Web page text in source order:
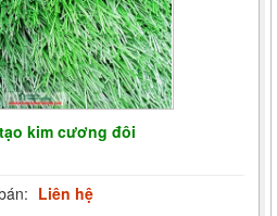
kim cương đôi
Liên hệ